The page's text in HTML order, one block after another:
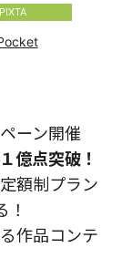
PIXTA
ーン開催
億点突破！
額制プラン
作品コンテ